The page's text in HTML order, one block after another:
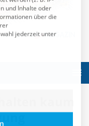
kaum
über die
jederzeit unter
für die eine